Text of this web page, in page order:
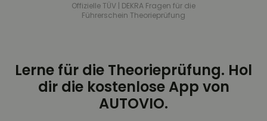
Offizielle TÜV | DEKRA Fragen für die
Führerschein Theorieprüfung
Lerne für die Theorieprüfung. Hol
dir die kostenlose App von
AUTOVIO.